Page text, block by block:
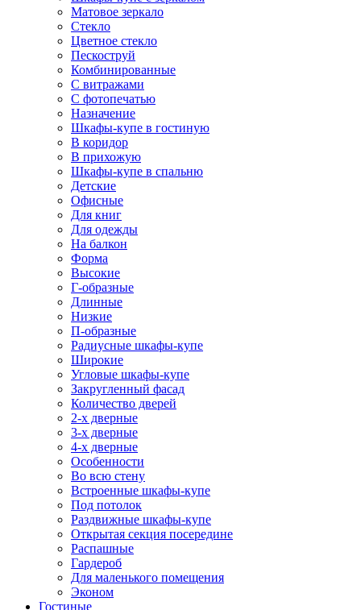
Матовое зеркало
Стекло
Цветное стекло
Пескоструй
Комбинированные
С витражами
С фотопечатью
Назначение
Шкафы-купе в гостиную
В коридор
В прихожую
Шкафы-купе в спальню
Детские
Офисные
Для книг
Для одежды
На балкон
Форма
Высокие
Г-образные
Длинные
Низкие
П-образные
Радиусные шкафы-купе
Широкие
Угловые шкафы-купе
Закругленный фасад
Количество дверей
2-х дверные
3-х дверные
4-х дверные
Особенности
Во всю стену
Встроенные шкафы-купе
Под потолок
Раздвижные шкафы-купе
Открытая секция посередине
Распашные
Гардероб
Для маленького помещения
Эконом
Гостиные